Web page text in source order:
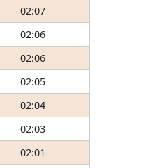
02:07
02:06
02:06
02:05
02:04
02:03
02:01